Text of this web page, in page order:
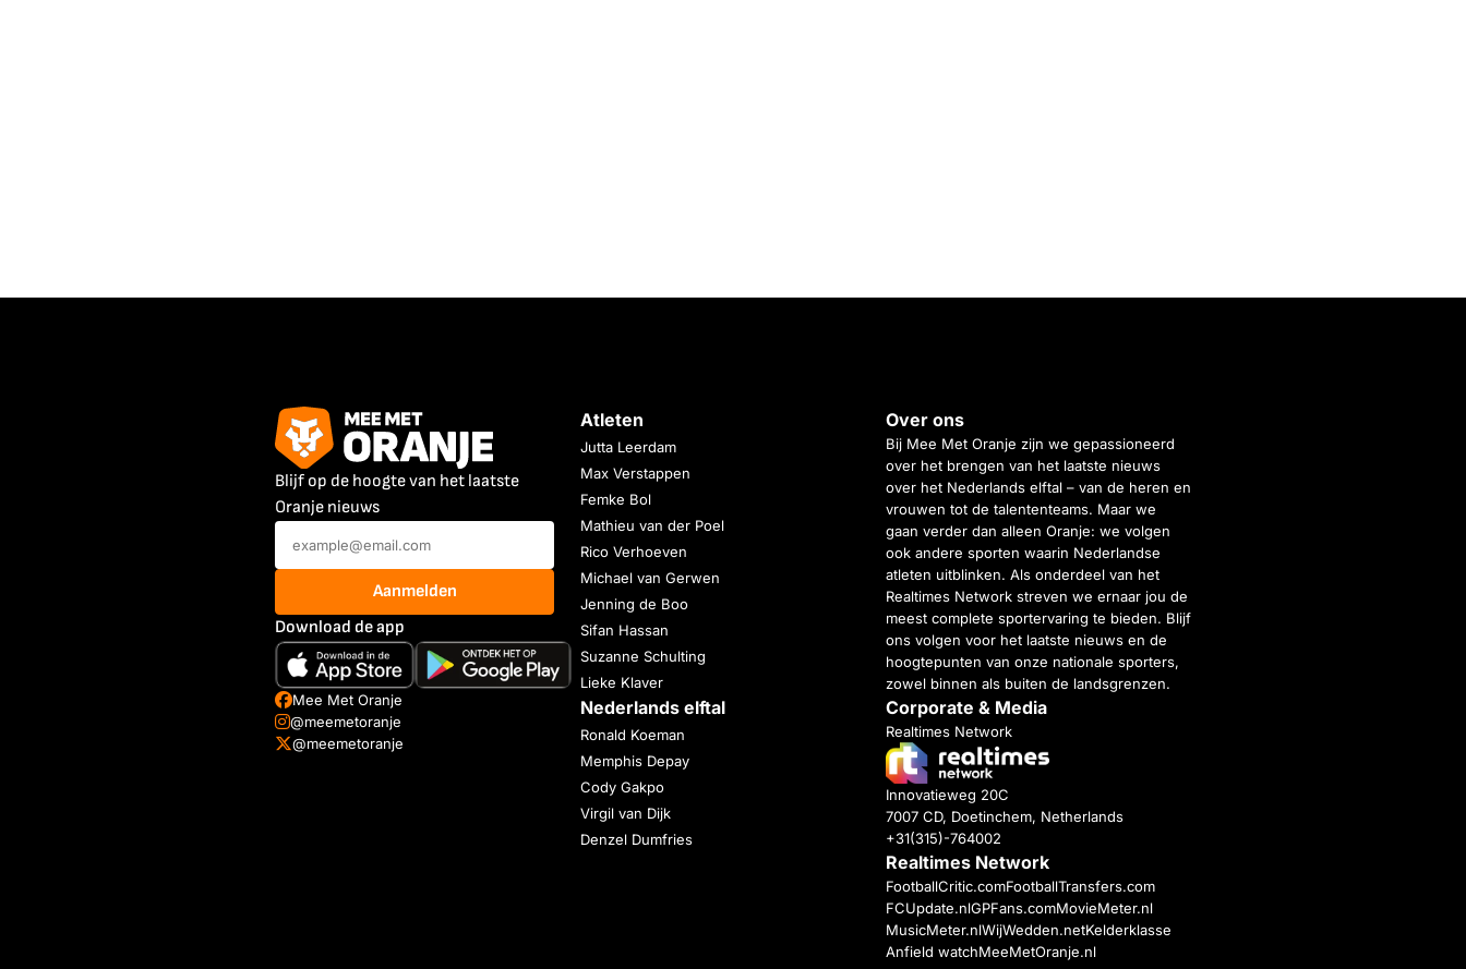
Blijf op de hoogte van het laatste
Oranje nieuws
Aanmelden
Download de app
Mee Met Oranje
@meemetoranje
@meemetoranje
Atleten
Jutta Leerdam
Max Verstappen
Femke Bol
Mathieu van der Poel
Rico Verhoeven
Michael van Gerwen
Jenning de Boo
Sifan Hassan
Suzanne Schulting
Lieke Klaver
Nederlands elftal
Ronald Koeman
Memphis Depay
Cody Gakpo
Virgil van Dijk
Denzel Dumfries
Over ons
Bij Mee Met Oranje zijn we gepassioneerd
over het brengen van het laatste nieuws
over het Nederlands elftal – van de heren en
vrouwen tot de talententeams. Maar we
gaan verder dan alleen Oranje: we volgen
ook andere sporten waarin Nederlandse
atleten uitblinken. Als onderdeel van het
Realtimes Network streven we ernaar jou de
meest complete sportervaring te bieden. Blijf
ons volgen voor het laatste nieuws en de
hoogtepunten van onze nationale sporters,
zowel binnen als buiten de landsgrenzen.
Corporate & Media
Realtimes Network
Innovatieweg 20C
7007 CD, Doetinchem, Netherlands
+31(315)-764002
Realtimes Network
FootballCritic.comFootballTransfers.com
FCUpdate.nlGPFans.comMovieMeter.nl
MusicMeter.nlWijWedden.netKelderklasse
Anfield watchMeeMetOranje.nl